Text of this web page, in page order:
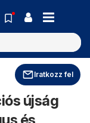
Iratkozz fel
újság